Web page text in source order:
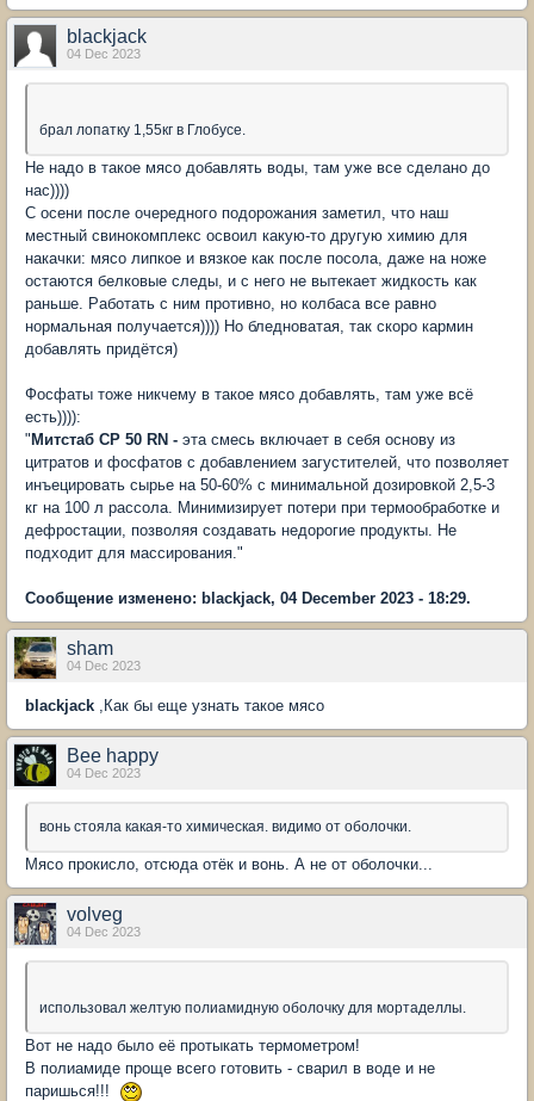
blackjack
04 Dec 2023
брал лопатку 1,55кг в Глобусе.
Не надо в такое мясо добавлять воды, там уже все сделано до
нас))))
С осени после очередного подорожания заметил, что наш
местный свинокомплекс освоил какую-то другую химию для
накачки: мясо липкое и вязкое как после посола, даже на ноже
остаются белковые следы, и с него не вытекает жидкость как
раньше. Работать с ним противно, но колбаса все равно
нормальная получается)))) Но бледноватая, так скоро кармин
добавлять придётся)
Фосфаты тоже никчему в такое мясо добавлять, там уже всё
есть)))):
" Митстаб CP 50 RN - эта смесь включает в себя основу из
цитратов и фосфатов с добавлением загустителей, что позволяет
инъецировать сырье на 50-60% с минимальной дозировкой 2,5-3
кг на 100 л рассола. Минимизирует потери при термообработке и
дефростации, позволяя создавать недорогие продукты. Не
подходит для массирования."
Сообщение изменено: blackjack, 04 December 2023 - 18:29.
sham
04 Dec 2023
blackjack ,Как бы еще узнать такое мясо
Bee happy
04 Dec 2023
вонь стояла какая-то химическая. видимо от оболочки.
Мясо прокисло, отсюда отёк и вонь. А не от оболочки...
volveg
04 Dec 2023
использовал желтую полиамидную оболочку для мортаделлы.
Вот не надо было её протыкать термометром!
В полиамиде проще всего готовить - сварил в воде и не
паришься!!!